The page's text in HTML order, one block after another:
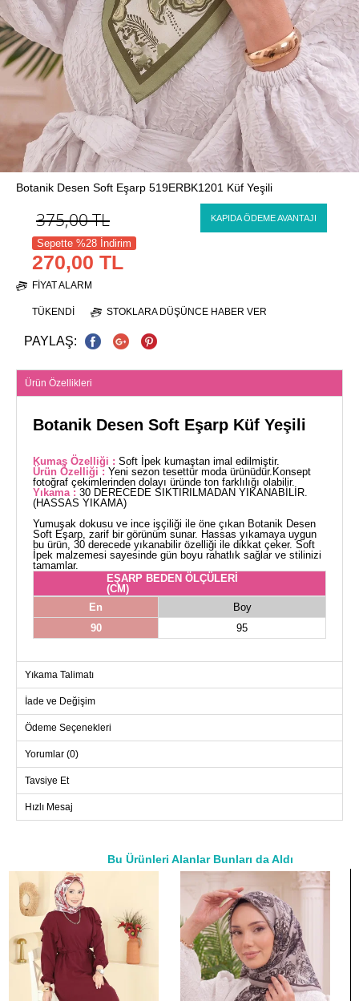
Botanik Desen Soft Eşarp 519ERBK1201 Küf Yeşili
375,00TL KAPIDA ÖDEME AVANTAJI
Sepette %28 İndirim
270,00 TL
FIYAT ALARM
TÜKENDI STOKLARA DÜŞÜNCE HABER VER
PAYLAŞ:
Ürün Özellikleri
Botanik Desen Soft Eşarp Küf Yeşili
Kumaş Özelliği : Soft İpek kumaştan imal edilmiştir.
Ürün Özelliği : Yeni sezon tesettür moda ürünüdür.Konsept
fotoğraf çekimlerinden dolayı üründe ton farklılığı olabilir.
Yıkama : 30 DERECEDE SIKTIRILMADAN YIKANABİLİR.
(HASSAS YIKAMA)
Yumuşak dokusu ve ince işçiliği ile öne çıkan Botanik Desen
Soft Eşarp, zarif bir görünüm sunar. Hassas yıkamaya uygun
bu ürün, 30 derecede yıkanabilir özelliği ile dikkat çeker. Soft
İpek malzemesi sayesinde gün boyu rahatlık sağlar ve stilinizi
tamamlar.
EŞARP BEDEN ÖLÇÜLERİ
(CM)
En
Boy
90
95
Yıkama Talimatı
İade ve Değişim
Ödeme Seçenekleri
Yorumlar (0)
Tavsiye Et
Hızlı Mesaj
Bu Ürünleri Alanlar Bunları da Aldı
a>